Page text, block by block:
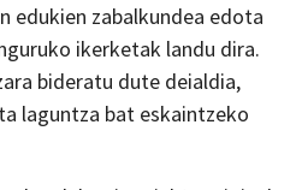
edukien zabalkundea edota
ikerketak landu dira.
bideratu dute deialdia,
laguntza bat eskaintzeko